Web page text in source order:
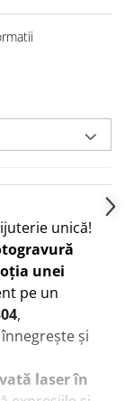
unică!
unei
pe un
,
și
laser în